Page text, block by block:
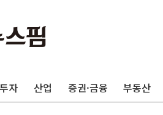
자 산업 증권·금융 부동산
통더위'에 전력수요 역대 최고치 경신…한
후티 반군, 예멘 정부군과 사우디 동시 공
, 9월부터 '가족 사건' 못 맡는다…상피제
코홀딩스, 포스코인터·DX 지분 일부 매각